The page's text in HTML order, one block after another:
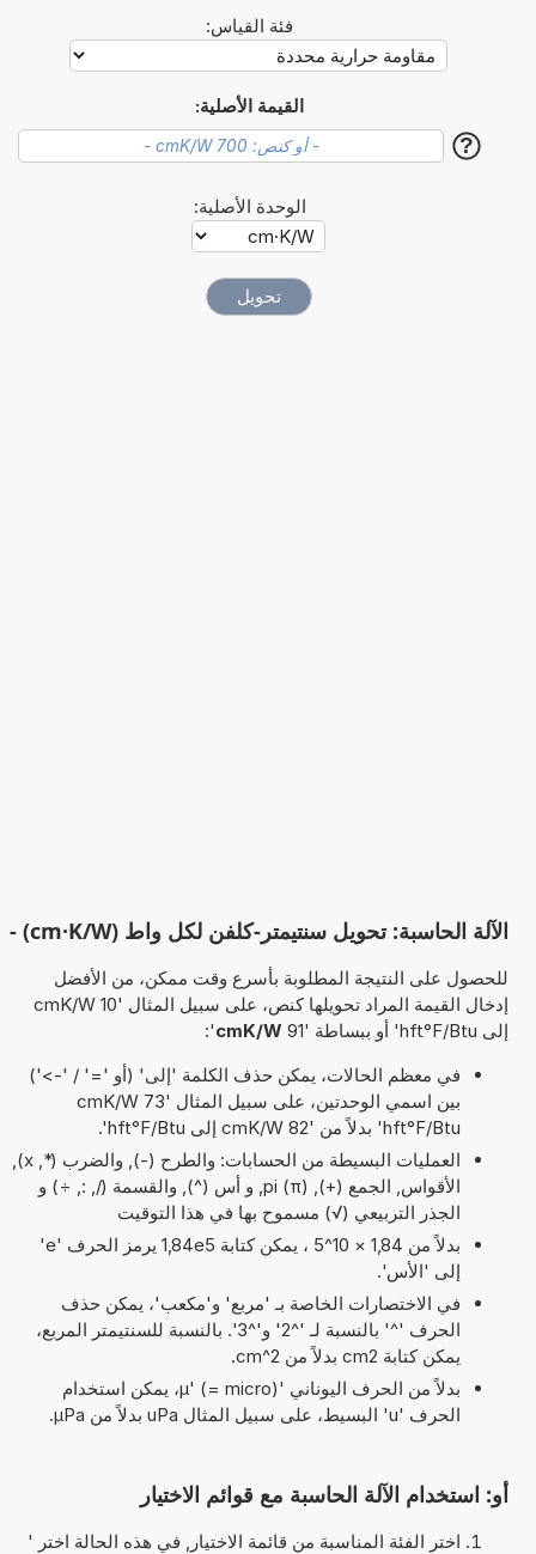
فئة القياس:
القيمة الأصلية:
?
الوحدة الأصلية:
الآلة الحاسبة: تحويل سنتيمتر-كلفن لكل واط (cm·K/W) -
للحصول على النتيجة المطلوبة بأسرع وقت ممكن، من الأفضل
إدخال القيمة المراد تحويلها كنص، على سبيل المثال '10 cmK/W
إلى hft°F/Btu' أو ببساطة '91
cmK/W
':
في معظم الحالات، يمكن حذف الكلمة 'إلى' (أو '=' / '->')
بين اسمي الوحدتين، على سبيل المثال '73 cmK/W
hft°F/Btu' بدلاً من '82 cmK/W إلى hft°F/Btu'.
العمليات البسيطة من الحسابات: والطرح (-), والضرب (*, x),
الأقواس, الجمع (+), pi (π), و أس (^), والقسمة (/, :, ÷) و
الجذر التربيعي (√) مسموح بها في هذا التوقيت
بدلاً من 1,84 × 10^5 ، يمكن كتابة 1,84e5 يرمز الحرف 'e'
إلى 'الأس'.
في الاختصارات الخاصة بـ 'مربع' و'مكعب'، يمكن حذف
الحرف '^' بالنسبة لـ '^2' و'^3'. بالنسبة للسنتيمتر المربع،
يمكن كتابة cm2 بدلاً من cm^2.
بدلاً من الحرف اليوناني 'µ' (= micro)، يمكن استخدام
الحرف 'u' البسيط، على سبيل المثال uPa بدلاً من µPa.
أو: استخدام الآلة الحاسبة مع قوائم الاختيار
اختر الفئة المناسبة من قائمة الاختيار, في هذه الحالة اختر '